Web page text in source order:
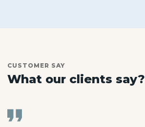
CUSTOMER SAY
What our clients say?